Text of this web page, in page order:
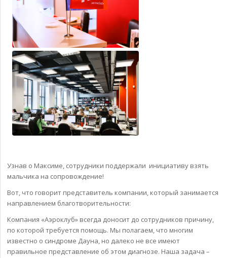
Узнав о Максиме, сотрудники поддержали инициативу взять
мальчика на сопровождение!
Вот, что говорит представитель компании, который занимается
направлением благотворительности:
Компания «Аэроклуб» всегда доносит до сотрудников причину,
по которой требуется помощь. Мы полагаем, что многим
известно о синдроме Дауна, но далеко не все имеют
правильное представление об этом диагнозе. Наша задача –